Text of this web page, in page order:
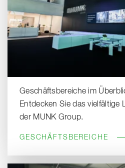
Geschäftsbereiche im
Entdecken Sie das vielfältige
der MUNK Group.
GESCHÄFTSBEREICHE